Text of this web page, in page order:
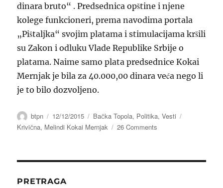
dinara bruto“ . Predsednica opštine i njene
kolege funkcioneri, prema navodima portala
„Pištaljka“ svojim platama i stimulacijama kršili
su Zakon i odluku Vlade Republike Srbije o
platama. Naime samo plata predsednice Kokai
Mernjak je bila za 40.000,00 dinara veća nego li
je to bilo dozvoljeno.
Author
btpn
Posted
on
12/12/2015 Categories
Bačka Topola, Politika,Vesti
Krivična, Melindi Kokai Mernjak 26 Comments
u
PRETRAGA